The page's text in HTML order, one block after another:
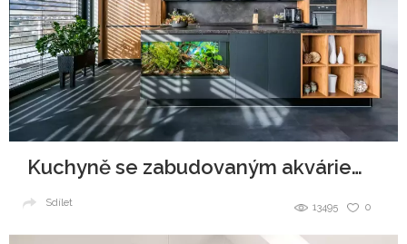
Kuchyně se zabudovaným akváriem v ostrůvku
0
13495
Sdílet